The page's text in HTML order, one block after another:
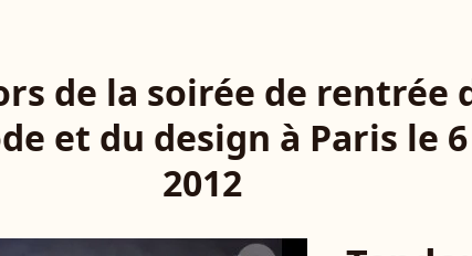
de la soirée de rentrée
et du design à Paris le
2012